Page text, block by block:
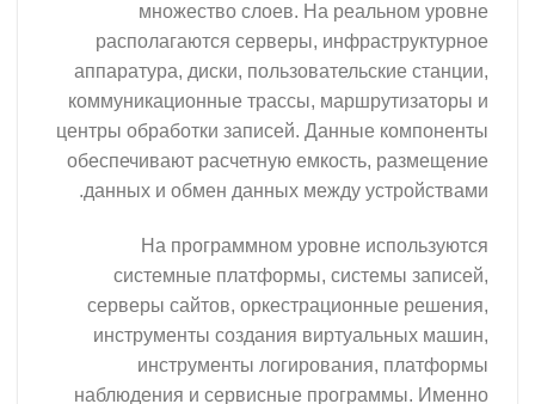
множество слоев. На реальном уровне
располагаются серверы, инфраструктурное
аппаратура, диски, пользовательские станции,
коммуникационные трассы, маршрутизаторы и
центры обработки записей. Данные компоненты
обеспечивают расчетную емкость, размещение
данных и обмен данных между устройствами.
На программном уровне используются
системные платформы, системы записей,
серверы сайтов, оркестрационные решения,
инструменты создания виртуальных машин,
инструменты логирования, платформы
наблюдения и сервисные программы. Именно